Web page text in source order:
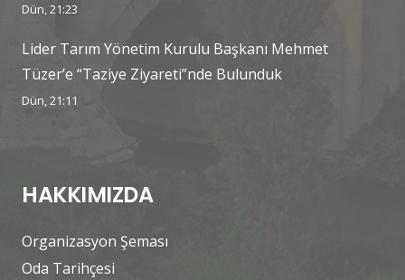
Dün, 21:23
Lider Tarım Yönetim Kurulu Başkanı Mehmet
Tüzer’e “Taziye Ziyareti”nde Bulunduk
Dün, 21:11
HAKKIMIZDA
Organizasyon Şeması
Oda Tarihçesi